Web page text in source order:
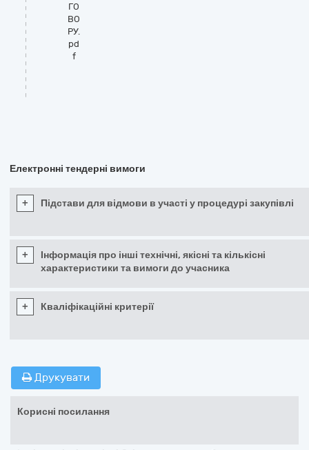
ГО
ВО
РУ.
pd
f
Електронні тендерні вимоги
+ Підстави для відмови в участі у процедурі закупівлі
+
Інформація про інші технічні, якісні та кількісні
характеристики та вимоги до учасника
+ Кваліфікаційні критерії
Друкувати
Корисні посилання